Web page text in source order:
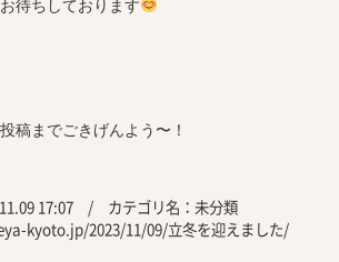
待ちしております
稿までごきげんよう〜！
17:07 / カテゴリ名： 未分類
kyoto.jp/2023/11/09/立冬を迎えました/